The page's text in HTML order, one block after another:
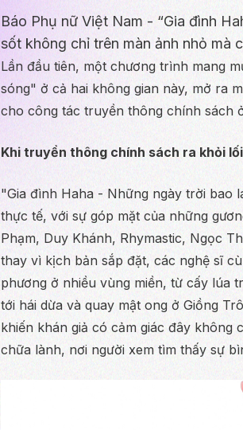
Báo Phụ nữ Việt Nam - “Gia đình
sốt không chỉ trên màn ảnh nhỏ mà
Lần đầu tiên, một chương trình mang
sóng" ở cả hai không gian này, mở ra
cho công tác truyền thông chính sách
Khi truyền thông chính sách ra khỏi
"Gia đình Haha - Những ngày trời
thực tế, với sự góp mặt của những
Phạm, Duy Khánh, Rhymastic, Ngọc
thay vì kịch bản sắp đặt, các nghệ sĩ
phương ở nhiều vùng miền, từ cấy lúa
tới hái dừa và quay mật ong ở Giồng
khiến khán giả có cảm giác đây
chữa lành, nơi người xem tìm thấy sự